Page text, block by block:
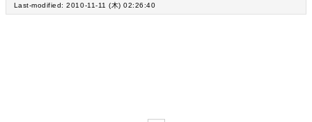
Last-modified: 2010-11-11 (木) 02:26:40